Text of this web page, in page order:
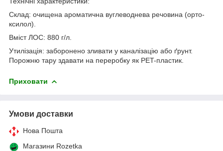
Склад: очищена ароматична вуглеводнева речовина (орто-
ксилол).
Вміст ЛОС: 880 г/л.
Утилізація: заборонено зливати у каналізацію або ґрунт.
Порожню тару здавати на переробку як PET-пластик.
Приховати
Умови доставки
Нова Пошта
Магазини Rozetka